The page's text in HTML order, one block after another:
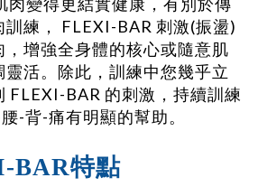
訓練， FLEXI-BAR 刺激(振盪)
，增強全身體的核心或隨意肌
靈活。除此，訓練中您幾乎立
FLEXI-BAR 的刺激，持續訓練
-背-痛有明顯的幫助。
BAR特點